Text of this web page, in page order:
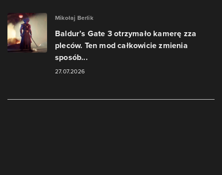
Mikołaj Berlik
Baldur’s Gate 3 otrzymało kamerę zza
pleców. Ten mod całkowicie zmienia
sposób...
27.07.2026